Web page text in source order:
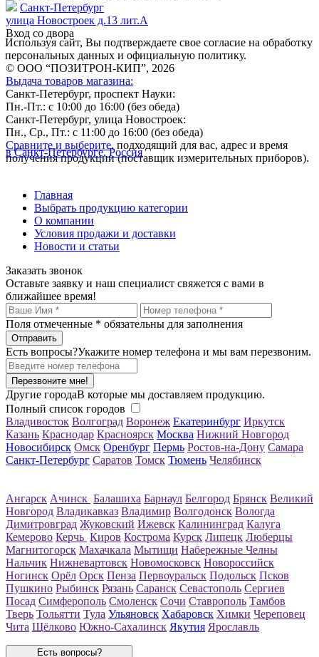
Санкт-Петербург
улица Новостроек д.13 лит.А
Вход со двора
Используя сайт, Вы подтверждаете свое согласие на обработку
персональных данных и официальную политику.
© ООО “ПОЗИТРОН-КИП”, 2026
Выдача товаров магазина:
Санкт-Петербург, проспект Науки:
Пн.-Пт.: с 10:00 до 16:00 (без обеда)
Санкт-Петербург, улица Новостроек:
Пн., Ср., Пт.: с 11:00 до 16:00 (без обеда)
Сравните и выберите, подходящий для вас, адрес и время
получения продукции (поставщик измерительных приборов).
в Санкт-Петербурге, Россия
Главная
Выбрать продукцию категории
О компании
Условия продажи и доставки
Новости и статьи
Заказать звонок
Оставьте заявку и наш специалист свяжется с вами в
ближайшее время!
Поля отмеченные * обязательны для заполнения
Есть вопросы?Укажите номер телефона и мы вам перезвоним.
Перезвоните мне!
Другие городаВ которые мы доставляем продукцию.
Полный список городов
Владивосток Волгоград Воронеж Екатеринбург Иркутск
Казань Краснодар Красноярск Москва Нижний Новгород
Новосибирск Омск Оренбург Пермь Ростов-на-Дону Самара
Санкт-Петербург Саратов Томск Тюмень Челябинск
Ангарск Ачинск Балашиха Барнаул Белгород Брянск Великий
Новгород Владикавказ Владимир Волгодонск Вологда
Димитровград Жуковский Ижевск Калининград Калуга
Кемерово Керчь Киров Кострома Курск Липецк Люберцы
Магнитогорск Махачкала Мытищи Набережные Челны
Нальчик Нижневартовск Новомосковск Новороссийск
Ногинск Орёл Орск Пенза Первоуральск Подольск Псков
Пушкино Рыбинск Рязань Саранск Севастополь Сергиев
Посад Симферополь Смоленск Сочи Ставрополь Тамбов
Тверь Тольятти Тула Ульяновск Хабаровск Химки Череповец
Чита Щёлково Южно-Сахалинск Якутия Ярославль
Есть вопросы?